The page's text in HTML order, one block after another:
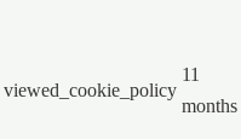
viewed_cookie_policy
11
months